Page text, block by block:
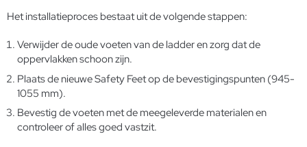
Het installatieproces bestaat uit de volgende stappen:
Verwijder de oude voeten van de ladder en zorg dat de
oppervlakken schoon zijn.
Plaats de nieuwe Safety Feet op de bevestigingspunten (945-
1055 mm).
Bevestig de voeten met de meegeleverde materialen en
controleer of alles goed vastzit.